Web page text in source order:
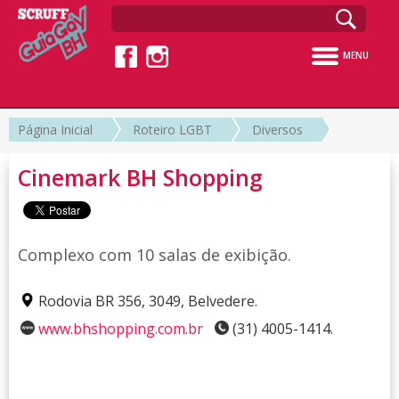
MENU
Página Inicial Roteiro LGBT Diversos
Cinemark BH Shopping
Complexo com 10 salas de exibição.
Rodovia BR 356, 3049, Belvedere.
www.bhshopping.com.br
(31) 4005-1414.